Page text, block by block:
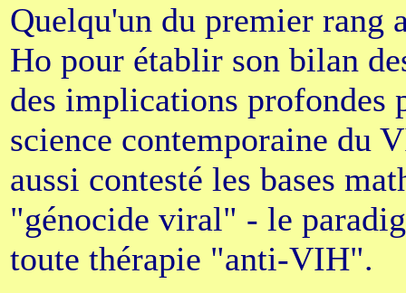
Quelqu'un du premier rang
Ho pour établir son bilan
des implications profondes
science contemporaine du
aussi contesté les bases
"génocide viral" - le
toute thérapie "anti-VIH".